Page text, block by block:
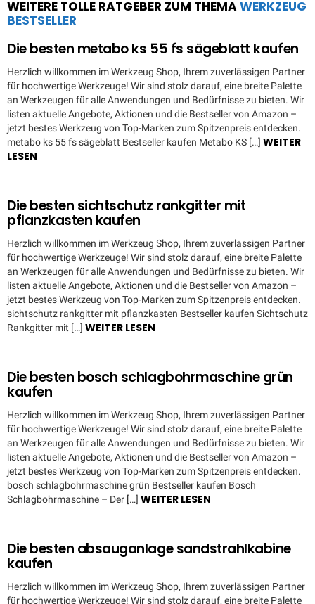
WEITERE TOLLE RATGEBER ZUM THEMAWERKZEUG
BESTSELLER
Die besten metabo ks 55 fs sägeblatt kaufen
Herzlich willkommen im Werkzeug Shop, Ihrem zuverlässigen Partner
für hochwertige Werkzeuge! Wir sind stolz darauf, eine breite Palette
an Werkzeugen für alle Anwendungen und Bedürfnisse zu bieten. Wir
listen aktuelle Angebote, Aktionen und die Bestseller von Amazon –
jetzt bestes Werkzeug von Top-Marken zum Spitzenpreis entdecken.
metabo ks 55 fs sägeblatt Bestseller kaufen Metabo KS […] WEITER
LESEN
Die besten sichtschutz rankgitter mit
pflanzkasten kaufen
Herzlich willkommen im Werkzeug Shop, Ihrem zuverlässigen Partner
für hochwertige Werkzeuge! Wir sind stolz darauf, eine breite Palette
an Werkzeugen für alle Anwendungen und Bedürfnisse zu bieten. Wir
listen aktuelle Angebote, Aktionen und die Bestseller von Amazon –
jetzt bestes Werkzeug von Top-Marken zum Spitzenpreis entdecken.
sichtschutz rankgitter mit pflanzkasten Bestseller kaufen Sichtschutz
Rankgitter mit […] WEITER LESEN
Die besten bosch schlagbohrmaschine grün
kaufen
Herzlich willkommen im Werkzeug Shop, Ihrem zuverlässigen Partner
für hochwertige Werkzeuge! Wir sind stolz darauf, eine breite Palette
an Werkzeugen für alle Anwendungen und Bedürfnisse zu bieten. Wir
listen aktuelle Angebote, Aktionen und die Bestseller von Amazon –
jetzt bestes Werkzeug von Top-Marken zum Spitzenpreis entdecken.
bosch schlagbohrmaschine grün Bestseller kaufen Bosch
Schlagbohrmaschine – Der […] WEITER LESEN
Die besten absauganlage sandstrahlkabine
kaufen
Herzlich willkommen im Werkzeug Shop, Ihrem zuverlässigen Partner
für hochwertige Werkzeuge! Wir sind stolz darauf, eine breite Palette